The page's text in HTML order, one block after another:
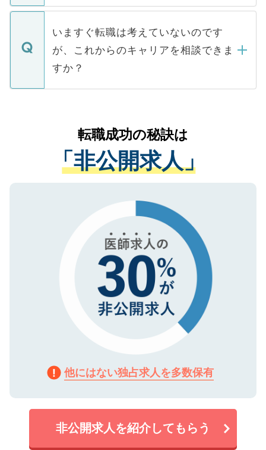
関を公にしてしまうと、応募が殺到する場
に、医療機関が求める条件に合った人材の
みを人材紹介会社に依頼するケースが増え
ています。
定を承諾する必要はありません。内定先へ
の辞退の連絡はキャリアパートナーが行い
個人情報が漏えいすることはありませんの
で、ご安心ください。当サイトからの登録
などで収集したご登録者様の個人情報は、
ご本人のキャリアアップおよび転職活動の
支援を目的に使用いたします。お預かりし
ているすべての個人データはご本人の許可
は、個人情報の取り扱いについての厳密な
管理基準を満たした事業者のみに付与され
る、プライバシーマークを取得済みです。
で、機密保持に関してもご安心ください。
いますぐ転職は考えていないのです
が、これからのキャリアを相談できま
すか？
かがいして、現在の医療機関の状況や紹介
経験をまじえながら、適切なアドバイスを
させていただきます。すぐにご転職をされ
ない方には、長期的なサポートが可能です
ので、まずはご登録ください。
転職成功の秘訣は
「非公開求人」
他にはない独占求人を多数保有
非公開求人を紹介してもらう